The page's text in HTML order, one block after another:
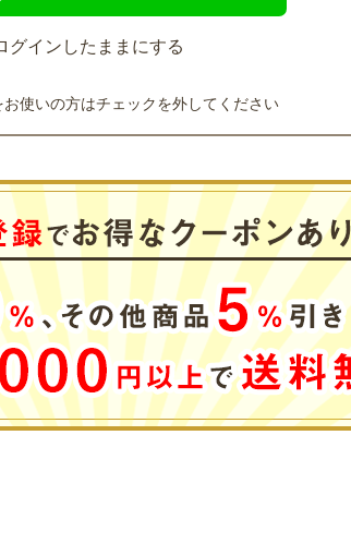
グインしたままにする
使いの方はチェックを外してください